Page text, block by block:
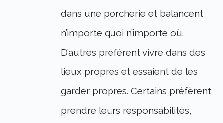
dans une porcherie et balancent
n’importe quoi n’importe où.
D’autres préfèrent vivre dans des
lieux propres et essaient de les
garder propres. Certains préfèrent
prendre leurs responsabilités,